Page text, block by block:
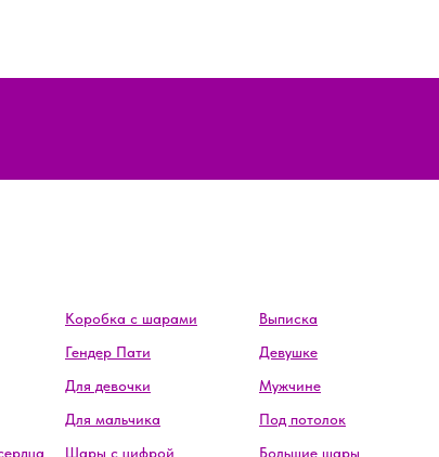
Коробка с шарами
Гендер Пати
Для девочки
Для мальчика
Шары с цифрой
Выписка
Девушке
Мужчине
Под потолок
Большие шары